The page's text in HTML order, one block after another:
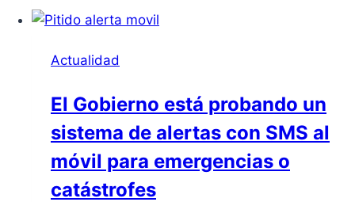
la
del
del
Nevero
Badajoz
Actualidad
El Gobierno está probando un
sistema de alertas con SMS al
móvil para emergencias o
catástrofes